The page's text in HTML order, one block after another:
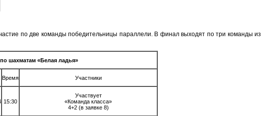
по две команды победительницы параллели. В финал выходят по три команды из
шахматам «Белая ладья»
Время Участники
15:30
Участвует
«Команда класса»
4+2 (в заявке 8)